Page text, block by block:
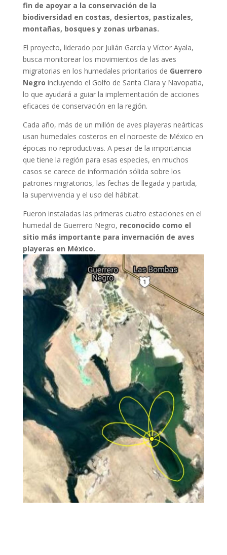
fin de apoyar a la conservación de la
biodiversidad en costas, desiertos, pastizales,
montañas, bosques y zonas urbanas.
El proyecto, liderado por Julián García y Víctor Ayala,
busca monitorear los movimientos de las aves
migratorias en los humedales prioritarios de Guerrero
Negro incluyendo el Golfo de Santa Clara y Navopatia,
lo que ayudará a guiar la implementación de acciones
eficaces de conservación en la región.
Cada año, más de un millón de aves playeras neárticas
usan humedales costeros en el noroeste de México en
épocas no reproductivas. A pesar de la importancia
que tiene la región para esas especies, en muchos
casos se carece de información sólida sobre los
patrones migratorios, las fechas de llegada y partida,
la supervivencia y el uso del hábitat.
Fueron instaladas las primeras cuatro estaciones en el
humedal de Guerrero Negro, reconocido como el
sitio más importante para invernación de aves
playeras en México.